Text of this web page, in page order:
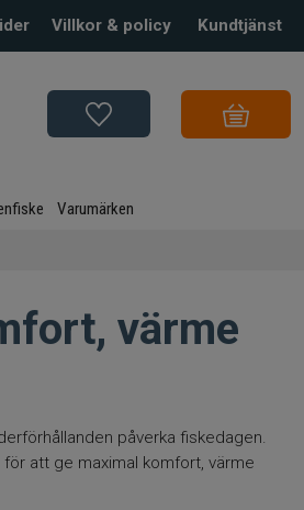
Villkor & policy Kundtjänst
Varumärken
värme
påverka fiskedagen.
att ge maximal komfort, värme